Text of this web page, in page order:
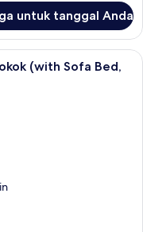
untuk tanggal Anda
premium, setrika/meja
(with Sofa Bed,